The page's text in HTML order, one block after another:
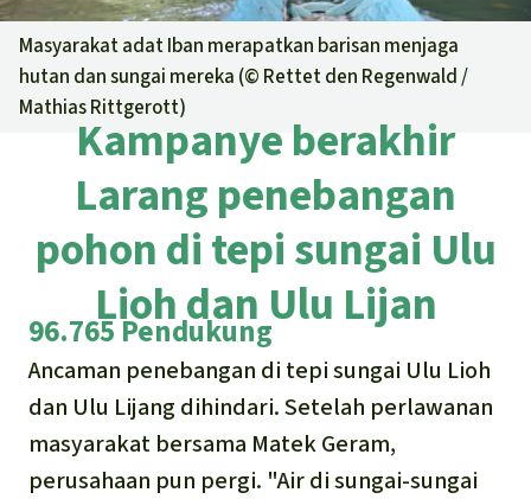
Topik
Topik kami
Biodiversitas
Pertambangan
Iklim
Hutan Hujan
Kawasan lindung
Mobil listrik
Berita
Sukses dan Berita demi Hutan
Hujan
Updates
Sukses
Cari
Indonesia
Deutsch
English
Español
Donasi untuk tema
Pelindungan hewan
Hutan hujan
Pembela hutan hujan
Donasi untuk wilayah
Asia Tenggara
Afrika
Amerika Latin
Masyarakat adat Iban merapatkan barisan menjaga
hutan dan sungai mereka (© Rettet den Regenwald /
Mathias Rittgerott)
Kampanye berakhir
Larang penebangan
pohon di tepi sungai Ulu
Lioh dan Ulu Lijan
96.765 Pendukung
Ancaman penebangan di tepi sungai Ulu Lioh
dan Ulu Lijang dihindari. Setelah perlawanan
masyarakat bersama Matek Geram,
perusahaan pun pergi. "Air di sungai-sungai